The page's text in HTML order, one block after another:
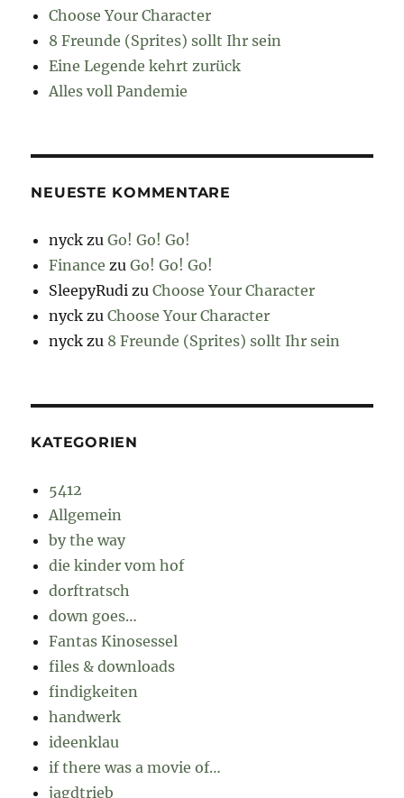
Choose Your Character
8 Freunde (Sprites) sollt Ihr sein
Eine Legende kehrt zurück
Alles voll Pandemie
NEUESTE KOMMENTARE
nyck zuGo! Go! Go!
Finance zuGo! Go! Go!
SleepyRudi zuChoose Your Character
nyck zuChoose Your Character
nyck zu 8 Freunde (Sprites) sollt Ihr sein
KATEGORIEN
5412
Allgemein
by the way
die kinder vom hof
dorftratsch
down goes…
Fantas Kinosessel
files & downloads
findigkeiten
handwerk
ideenklau
if there was a movie of…
jagdtrieb